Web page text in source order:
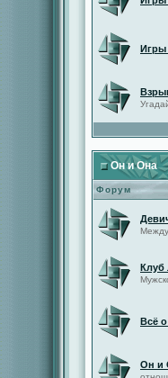
Игры
Он и Она
Форум
Клуб
Всё о
Он и